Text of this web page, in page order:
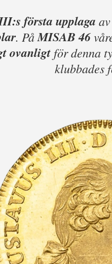
första upplaga
. PåMISAB 46
ovanligtför denna
klubbades